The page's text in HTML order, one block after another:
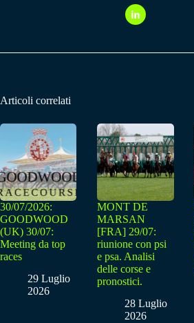
Articoli correlati
30/07/2026:
GOODWOOD
(UK) 30/07:
Meeting da top
races
29 Luglio
2026
MONT DE
MARSAN
[FRA] 29/07:
riunione con psi
e psa. Analisi
delle corse e
pronostici.
28 Luglio
2026